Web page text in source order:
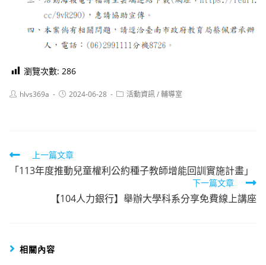
瀏覽次數: 286
Posthlvs369a
Post2024-06-28
Post活動資訊/輔導室
Read
more
上一篇文章
「113年度推動兒童權利公約種子教師增能回訓實施計畫」
下一篇文章
【104人力銀行】舉辦大學科系分享免費線上講座
相關內容